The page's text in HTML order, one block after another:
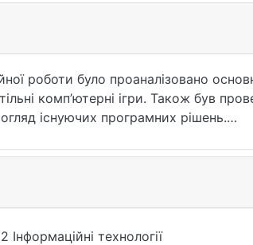
роботи було проаналізовано
комп’ютерні ігри. Також був
існуючих програмних рішень.
PyCharm. Додаток простий у
штучним інтелектом на основі
програми вдалося порівняти ці
Бета обрізка. Найгіршим, у свою
Інформаційні технології